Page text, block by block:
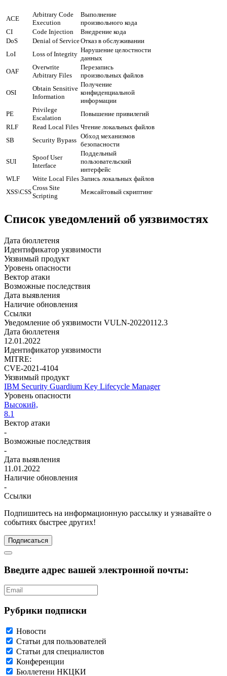
ACE
Arbitrary Code
Execution
Выполнение
произвольного кода
CI
Code Injection
Внедрение кода
DoS
Denial of ServiceОтказ в обслуживании
LoI
Loss of Integrity
Нарушение целостности
данных
OAF
Overwrite
Arbitrary Files
Перезапись
произвольных файлов
OSI
Obtain Sensitive
Information
Получение
конфиденциальной
информации
PE
Privilege
Escalation
Повышение привилегий
RLF
Read Local Files Чтение локальных файлов
SB
Security Bypass
Обход механизмов
безопасности
SUI
Spoof User
Interface
Поддельный
пользовательский
интерфейс
WLF
Write Local Files Запись локальных файлов
XSS\CSS
Cross Site
Scripting
Межсайтовый скриптинг
Список уведомлений об уязвимостях
Дата бюллетеня
Идентификатор уязвимости
Уязвимый продукт
Уровень опасности
Вектор атаки
Возможные последствия
Дата выявления
Наличие обновления
Ссылки
Уведомление об уязвимости VULN-20220112.3
Дата бюллетеня
12.01.2022
Идентификатор уязвимости
MITRE:
CVE-2021-4104
Уязвимый продукт
IBM Security Guardium Key Lifecycle Manager
Уровень опасности
Высокий,
8.1
Вектор атаки
-
Возможные последствия
-
Дата выявления
11.01.2022
Наличие обновления
-
Ссылки
Подпишитесь на информационную рассылку и узнавайте о
событиях быстрее других!
Подписаться
Введите адрес вашей электронной почты:
Рубрики подписки
Новости
Статьи для пользователей
Статьи для специалистов
Конференции
Бюллетени НКЦКИ